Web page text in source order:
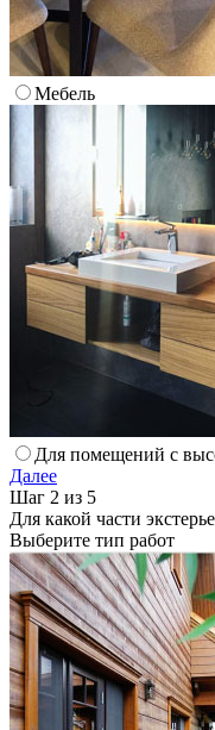
Мебель
Для помещений с
Далее
Шаг 2 из 5
Для какой части
Выберите тип работ